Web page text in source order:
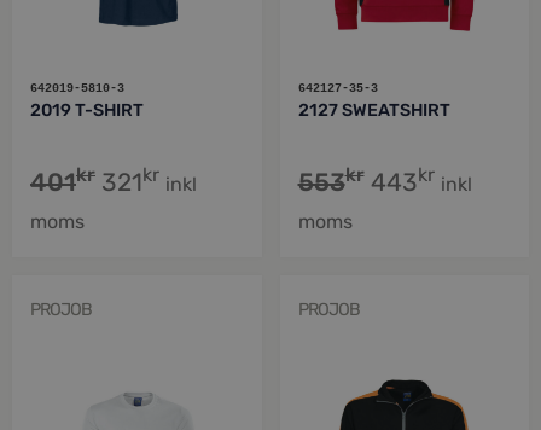
642019-5810-3
2019 T-SHIRT
401kr 321kr inkl
moms
642127-35-3
2127 SWEATSHIRT
553kr 443kr inkl
moms
PROJOB PROJOB